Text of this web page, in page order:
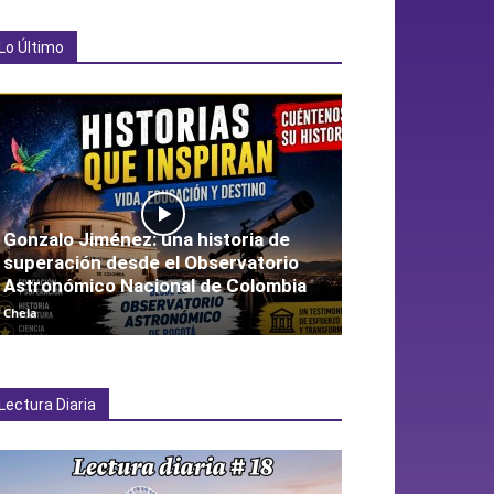
Lo Último
Gonzalo Jiménez: una historia de
superación desde el Observatorio
Astronómico Nacional de Colombia
Chela
Lectura Diaria